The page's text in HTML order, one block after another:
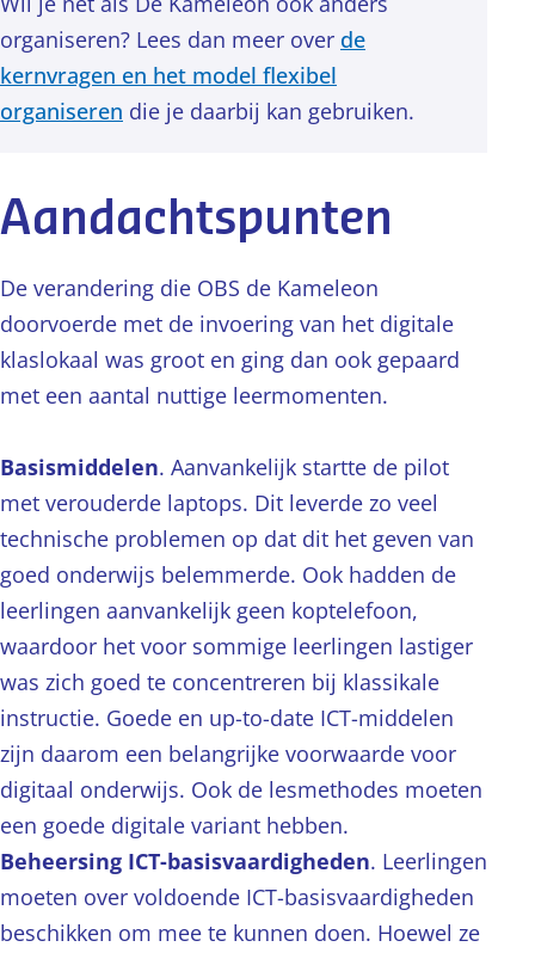
organiseren? Lees dan meer over de
kernvragen en het model flexibel
organiseren die je daarbij kan gebruiken.
Aandachtspunten
De verandering die OBS de Kameleon
doorvoerde met de invoering van het digitale
klaslokaal was groot en ging dan ook gepaard
met een aantal nuttige leermomenten.
Basismiddelen. Aanvankelijk startte de pilot
met verouderde laptops. Dit leverde zo veel
technische problemen op dat dit het geven van
goed onderwijs belemmerde. Ook hadden de
leerlingen aanvankelijk geen koptelefoon,
waardoor het voor sommige leerlingen lastiger
was zich goed te concentreren bij klassikale
instructie. Goede en up-to-date ICT-middelen
zijn daarom een belangrijke voorwaarde voor
digitaal onderwijs. Ook de lesmethodes moeten
een goede digitale variant hebben.
Beheersing ICT-basisvaardigheden. Leerlingen
moeten over voldoende ICT-basisvaardigheden
beschikken om mee te kunnen doen. Hoewel ze